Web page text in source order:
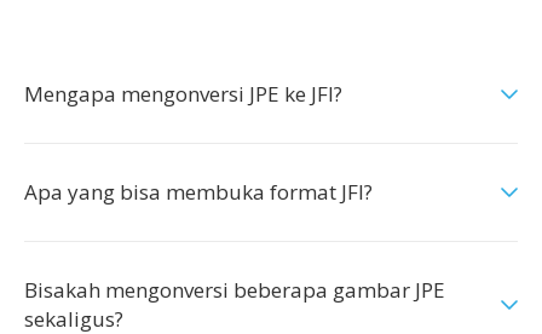
Mengapa mengonversi JPE ke JFI?
Apa yang bisa membuka format JFI?
Bisakah mengonversi beberapa gambar JPE
sekaligus?